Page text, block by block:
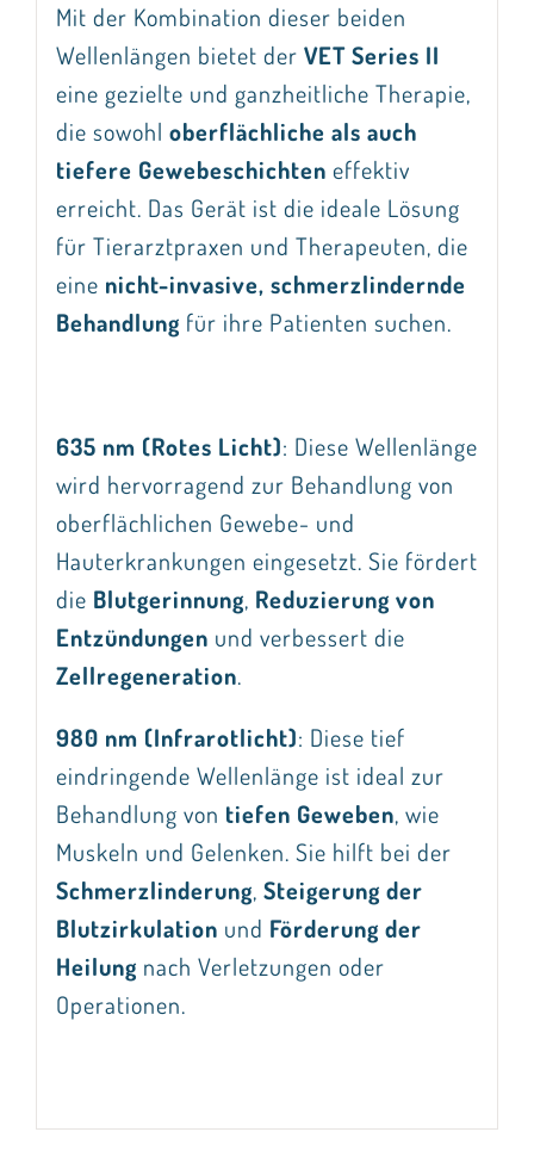
Mit der Kombination dieser beiden
Wellenlängen bietet der VET Series II
eine gezielte und ganzheitliche Therapie,
die sowohl oberflächliche als auch
tiefere Gewebeschichten effektiv
erreicht. Das Gerät ist die ideale Lösung
für Tierarztpraxen und Therapeuten, die
eine nicht-invasive, schmerzlindernde
Behandlung für ihre Patienten suchen.
635 nm (Rotes Licht): Diese Wellenlänge
wird hervorragend zur Behandlung von
oberflächlichen Gewebe- und
Hauterkrankungen eingesetzt. Sie fördert
die Blutgerinnung, Reduzierung von
Entzündungen und verbessert die
Zellregeneration.
980 nm (Infrarotlicht): Diese tief
eindringende Wellenlänge ist ideal zur
Behandlung von tiefen Geweben, wie
Muskeln und Gelenken. Sie hilft bei der
Schmerzlinderung, Steigerung der
Blutzirkulation und Förderung der
Heilung nach Verletzungen oder
Operationen.